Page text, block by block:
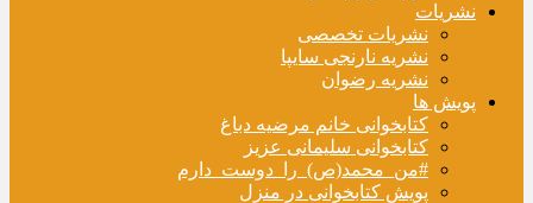
نشریات
نشریات تخصصی
نشریه نارنجی سایپا
نشریه رضوان
پویش ها
کتابخوانی خانم مرضیه دباغ
کتابخوانی سلیمانی عزیز
#من_محمد(ص)_را_دوست_دارم
پویش کتابخوانی در منزل